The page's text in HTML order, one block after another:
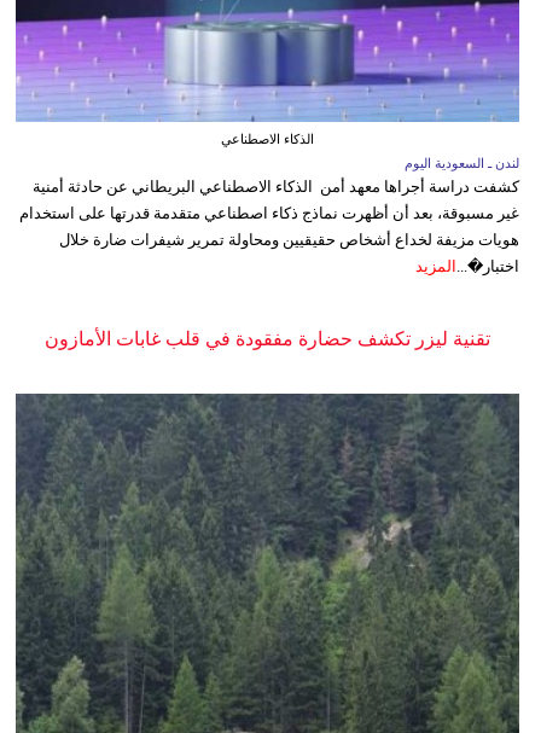
الذكاء الاصطناعي
لندن ـ السعودية اليوم
كشفت دراسة أجراها معهد أمن الذكاء الاصطناعي البريطاني عن حادثة أمنية
غير مسبوقة، بعد أن أظهرت نماذج ذكاء اصطناعي متقدمة قدرتها على استخدام
هويات مزيفة لخداع أشخاص حقيقيين ومحاولة تمرير شيفرات ضارة خلال
اختبار�...
المزيد
تقنية ليزر تكشف حضارة مفقودة في قلب غابات الأمازون